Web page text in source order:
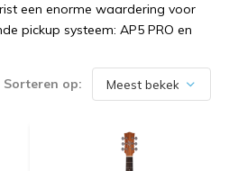
een enorme waardering voor
pickup systeem: AP5 PRO en
Sorteren op: